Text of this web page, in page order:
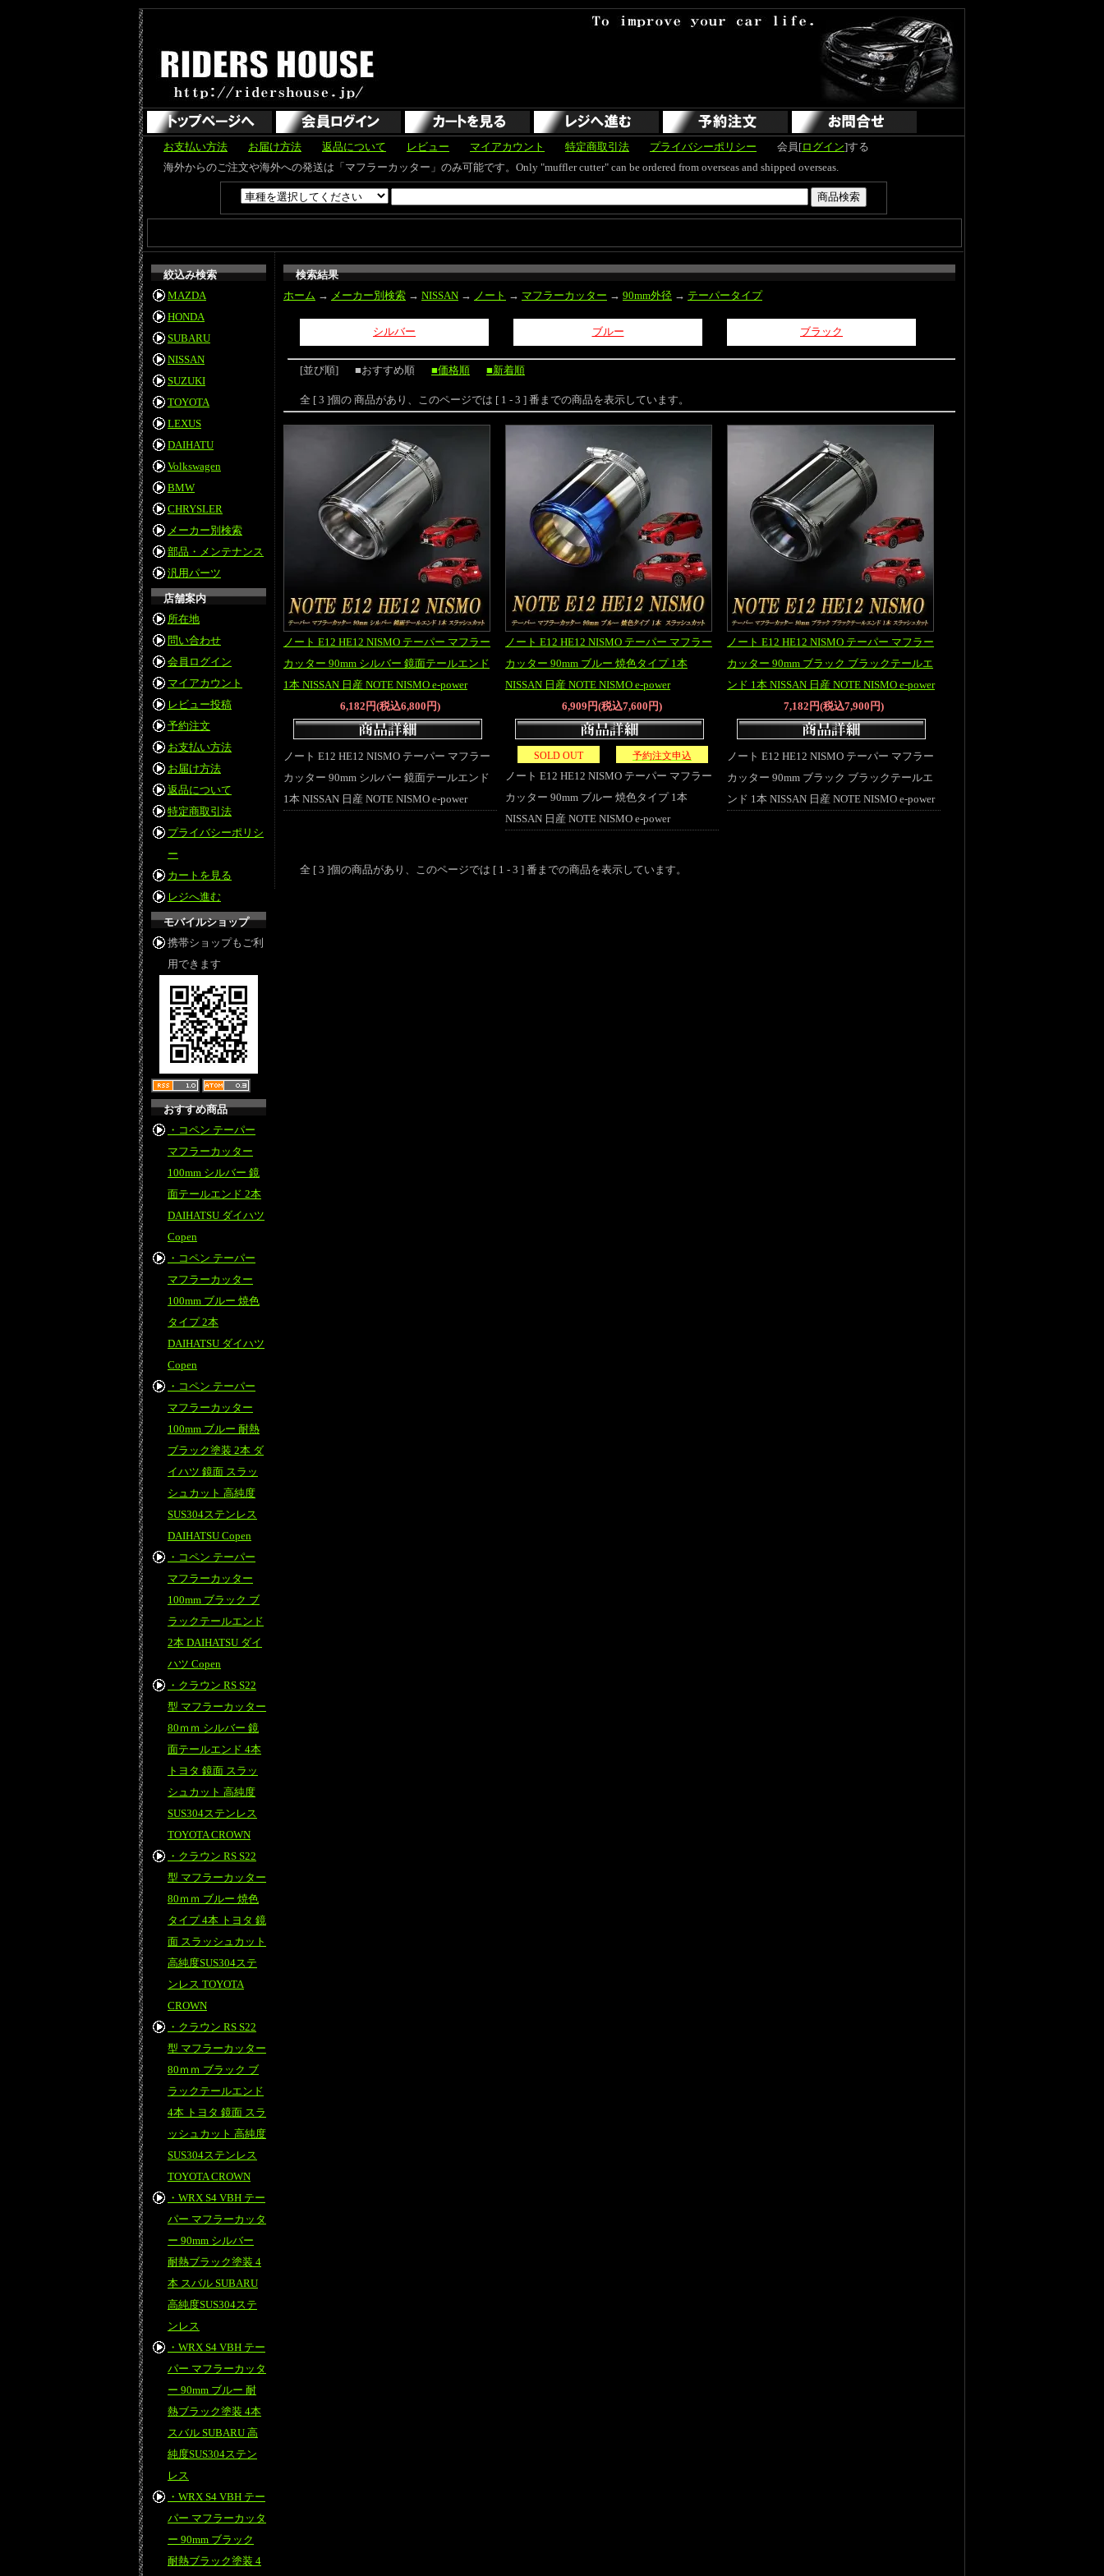
お支払い方法 お届け方法 返品について レビュー マイアカウント 特定商取引法 プライバシーポリシー 会員[ログイン]する
海外からのご注文や海外への発送は「マフラーカッター」のみ可能です。Only "muffler cutter" can be ordered from overseas and shipped overseas.
絞込み検索
MAZDA
HONDA
SUBARU
NISSAN
SUZUKI
TOYOTA
LEXUS
DAIHATU
Volkswagen
BMW
CHRYSLER
メーカー別検索
部品・メンテナンス
汎用パーツ
店舗案内
所在地
問い合わせ
会員ログイン
マイアカウント
レビュー投稿
予約注文
お支払い方法
お届け方法
返品について
特定商取引法
プライバシーポリシ
ー
カートを見る
レジへ進む
モバイルショップ
携帯ショップもご利
用できます
おすすめ商品
・コペン テーパー
マフラーカッター
100mm シルバー 鏡
面テールエンド 2本
DAIHATSU ダイハツ
Copen
・コペン テーパー
マフラーカッター
100mm ブルー 焼色
タイプ 2本
DAIHATSU ダイハツ
Copen
・コペン テーパー
マフラーカッター
100mm ブルー 耐熱
ブラック塗装 2本 ダ
イハツ 鏡面 スラッ
シュカット 高純度
SUS304ステンレス
DAIHATSU Copen
・コペン テーパー
マフラーカッター
100mm ブラック ブ
ラックテールエンド
2本 DAIHATSU ダイ
ハツ Copen
・クラウン RS S22
型 マフラーカッター
80ｍｍ シルバー 鏡
面テールエンド 4本
トヨタ 鏡面 スラッ
シュカット 高純度
SUS304ステンレス
TOYOTA CROWN
・クラウン RS S22
型 マフラーカッター
80ｍｍ ブルー 焼色
タイプ 4本 トヨタ 鏡
面 スラッシュカット
高純度SUS304ステ
ンレス TOYOTA
CROWN
・クラウン RS S22
型 マフラーカッター
80ｍｍ ブラック ブ
ラックテールエンド
4本 トヨタ 鏡面 スラ
ッシュカット 高純度
SUS304ステンレス
TOYOTA CROWN
・WRX S4 VBH テー
パー マフラーカッタ
ー 90mm シルバー
耐熱ブラック塗装 4
本 スバル SUBARU
高純度SUS304ステ
ンレス
・WRX S4 VBH テー
パー マフラーカッタ
ー 90mm ブルー 耐
熱ブラック塗装 4本
スバル SUBARU 高
純度SUS304ステン
レス
・WRX S4 VBH テー
パー マフラーカッタ
ー 90mm ブラック
耐熱ブラック塗装 4
検索結果
ホーム → メーカー別検索 → NISSAN → ノート → マフラーカッター → 90mm外径 → テーパータイプ
シルバー ブルー ブラック
[並び順] ■おすすめ順 ■価格順 ■新着順
全 [ 3 ]個の 商品があり、このページでは [ 1 - 3 ] 番までの商品を表示しています。
ノート E12 HE12 NISMO テーパー マフラー
カッター 90mm シルバー 鏡面テールエンド
1本 NISSAN 日産 NOTE NISMO e-power
6,182円(税込6,800円)
ノート E12 HE12 NISMO テーパー マフラー
カッター 90mm シルバー 鏡面テールエンド
1本 NISSAN 日産 NOTE NISMO e-power
ノート E12 HE12 NISMO テーパー マフラー
カッター 90mm ブルー 焼色タイプ 1本
NISSAN 日産 NOTE NISMO e-power
6,909円(税込7,600円)
SOLD OUT 予約注文申込
ノート E12 HE12 NISMO テーパー マフラー
カッター 90mm ブルー 焼色タイプ 1本
NISSAN 日産 NOTE NISMO e-power
ノート E12 HE12 NISMO テーパー マフラー
カッター 90mm ブラック ブラックテールエ
ンド 1本 NISSAN 日産 NOTE NISMO e-power
7,182円(税込7,900円)
ノート E12 HE12 NISMO テーパー マフラー
カッター 90mm ブラック ブラックテールエ
ンド 1本 NISSAN 日産 NOTE NISMO e-power
全 [ 3 ]個の商品があり、このページでは [ 1 - 3 ] 番までの商品を表示しています。